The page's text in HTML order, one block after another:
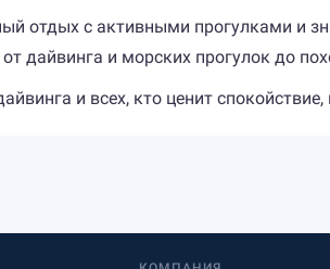
отдых с активными прогулками и
дайвинга и морских прогулок до
и всех, кто ценит